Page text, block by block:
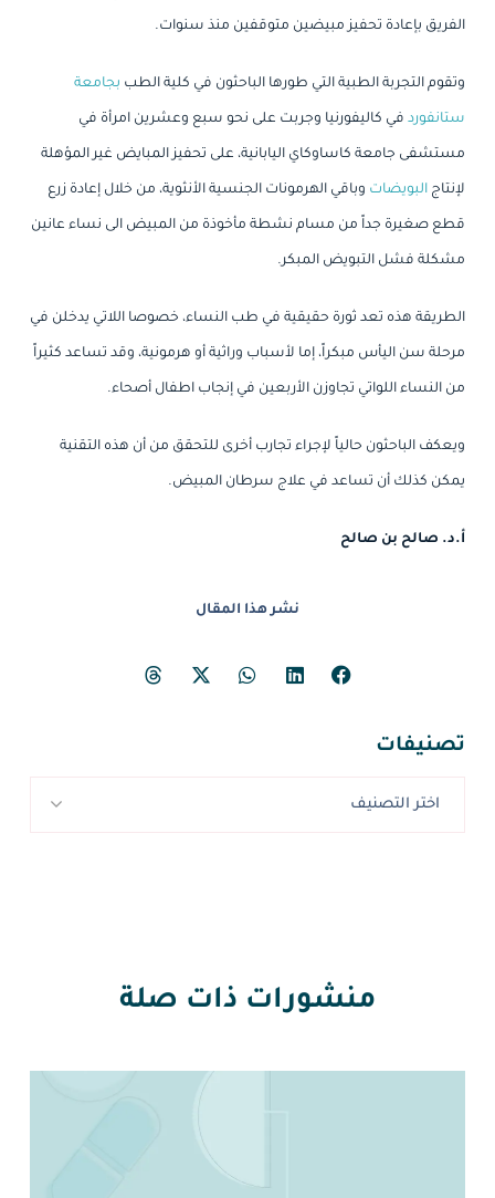
الفريق بإعادة تحفيز مبيضين متوقفين منذ سنوات.
وتقوم التجربة الطبية التي طورها الباحثون في كلية الطب بجامعة
ستانفوردفي كاليفورنيا وجربت على نحو سبع وعشرين امرأة في
مستشفى جامعة كاساوكاي اليابانية، على تحفيز المبايض غير المؤهلة
لإنتاج البويضات وباقي الهرمونات الجنسية الأنثوية، من خلال إعادة زرع
قطع صغيرة جداً من مسام نشطة مأخوذة من المبيض الى نساء عانين
مشكلة فشل التبويض المبكر.
الطريقة هذه تعد ثورة حقيقية في طب النساء، خصوصا اللاتي يدخلن في
مرحلة سن اليأس مبكراً، إما لأسباب وراثية أو هرمونية، وقد تساعد كثيراً
من النساء اللواتي تجاوزن الأربعين في إنجاب اطفال أصحاء.
ويعكف الباحثون حالياً لإجراء تجارب أخرى للتحقق من أن هذه التقنية
يمكن كذلك أن تساعد في علاج سرطان المبيض.
أ.د. صالح بن صالح
نشر هذا المقال
تصنيفات
اختر التصنيف
منشورات ذات صلة